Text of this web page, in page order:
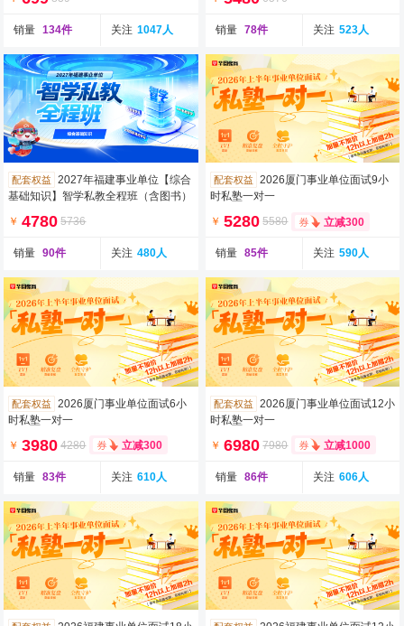
销量 134件 关注 1047人 销量 78件 关注 523人
配套权益
2027年福建事业单位【综合
基础知识】智学私教全程班（含图书）
￥ 4780 5736
销量 90件 关注 480人
配套权益
2026厦门事业单位面试9小
时私塾一对一
￥ 5280 5580 立减300
销量 85件 关注 590人
配套权益
2026厦门事业单位面试6小
时私塾一对一
￥ 3980 4280 立减300
销量 83件 关注 610人
配套权益
2026厦门事业单位面试12小
时私塾一对一
￥ 6980 7980 立减1000
销量 86件 关注 606人